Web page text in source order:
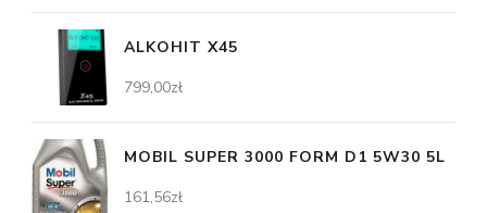
ALKOHIT X45
799,00zł
MOBIL SUPER 3000 FORM D1 5W30 5L
161,56zł